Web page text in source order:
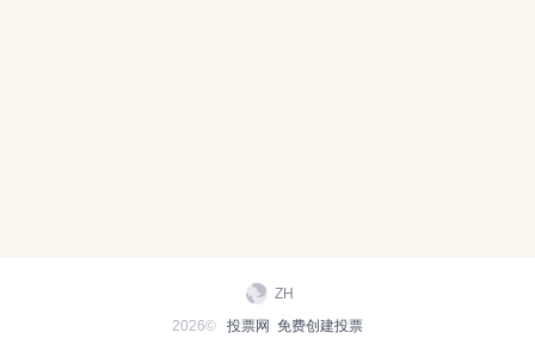
2026© 投票网 免费创建投票
ZH